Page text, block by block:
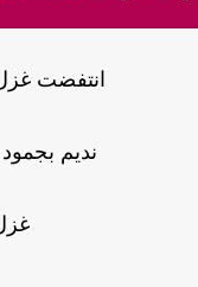
انتفضت
نديم